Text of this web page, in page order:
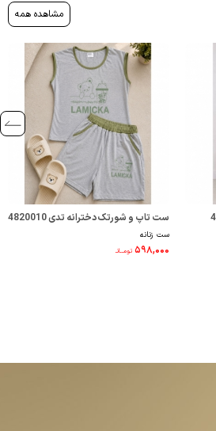
مشاهده همه
ست تاپ و شورتک دخترانه تدی 4820010
ست زنانه
۵۹۸,۰۰۰ تومــانـ